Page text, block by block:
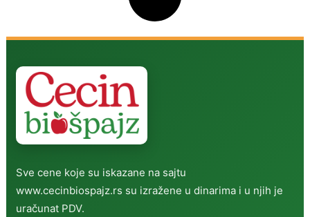
Sve cene koje su iskazane na sajtu
www.cecinbiospajz.rs su izražene u dinarima i u njih je
uračunat PDV.